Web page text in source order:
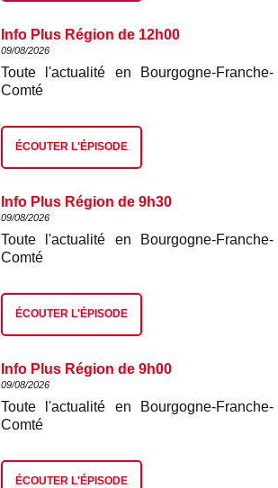
Info Plus Région de 12h00
09/08/2026
Toute l'actualité en Bourgogne-Franche-
Comté
ÉCOUTER L'ÉPISODE
Info Plus Région de 9h30
09/08/2026
Toute l'actualité en Bourgogne-Franche-
Comté
ÉCOUTER L'ÉPISODE
Info Plus Région de 9h00
09/08/2026
Toute l'actualité en Bourgogne-Franche-
Comté
ÉCOUTER L'ÉPISODE